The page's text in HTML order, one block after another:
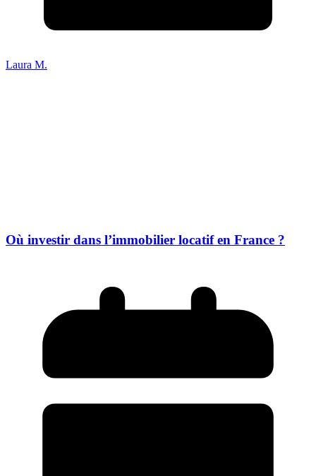
Laura M.
Où investir dans l’immobilier locatif en France ?